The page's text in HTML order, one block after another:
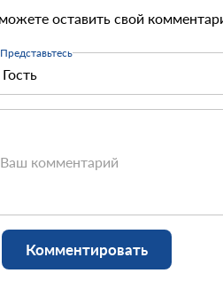
оставить свой
Представьтесь
Ваш комментарий
Комментировать